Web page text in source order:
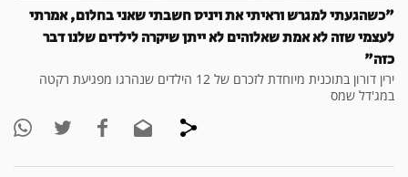
"כשהגעתי למגרש וראיתי את ויניס חשבתי שאני בחלום, אמרתי
לעצמי שזה לא אמת שאלוהים לא ייתן שיקרה לילדים שלנו דבר
כזה"
ירין דורון בתוכנית מיוחדת לזכרם של 12 הילדים שנהרגו מפגיעת רקטה
במג'דל שמס